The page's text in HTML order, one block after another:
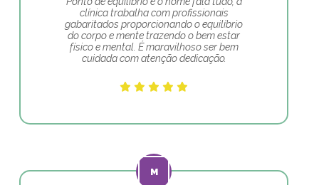
clínica trabalha com profissionais
gabaritados proporcionando o equilíbrio
do corpo e mente trazendo o bem estar
físico e mental. É maravilhoso ser bem
cuidada com atenção dedicação.